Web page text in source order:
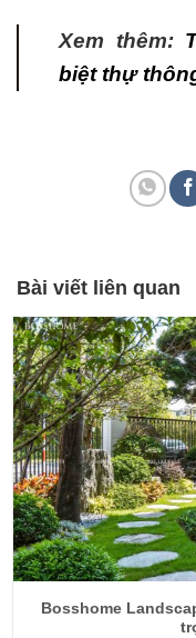
Xem thêm:
biệt thự
Bài viết liên quan
Bosshome